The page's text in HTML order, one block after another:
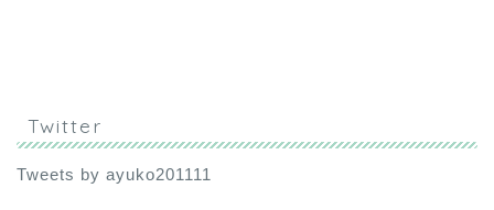
Twitter
Tweets by ayuko201111